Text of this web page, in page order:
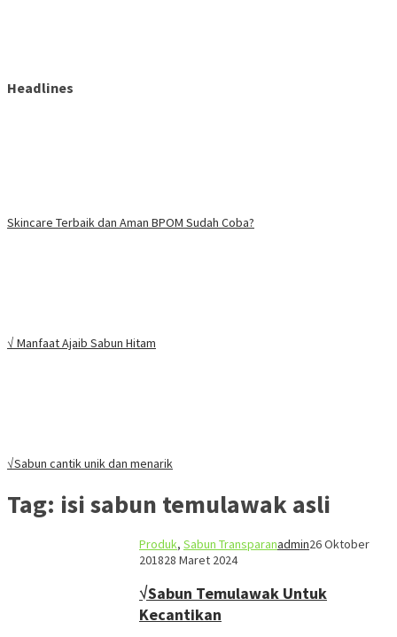
Headlines
Skincare Terbaik dan Aman BPOM Sudah Coba?
√ Manfaat Ajaib Sabun Hitam
√Sabun cantik unik dan menarik
Tag: isi sabun temulawak asli
Produk, Sabun Transparanadmin26 Oktober
201828 Maret 2024
√Sabun Temulawak Untuk
Kecantikan